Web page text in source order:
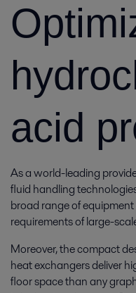
acid
As a world-leading
fluid handling
broad range of
requirements of large-
Moreover, the compact
heat exchangers deliver
floor space than any